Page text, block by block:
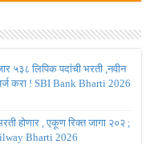
लिपिक पदांची भरती ,नवीन
करा ! SBI Bank Bharti 2026
होणार , एकूण रिक्त जागा २०२ ;
Bharti 2026